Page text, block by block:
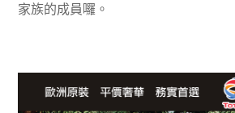
家族的成員囉。